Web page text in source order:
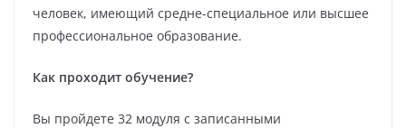
человек, имеющий средне-специальное или высшее
профессиональное образование.
Как проходит обучение?
Вы пройдете 32 модуля с записанными